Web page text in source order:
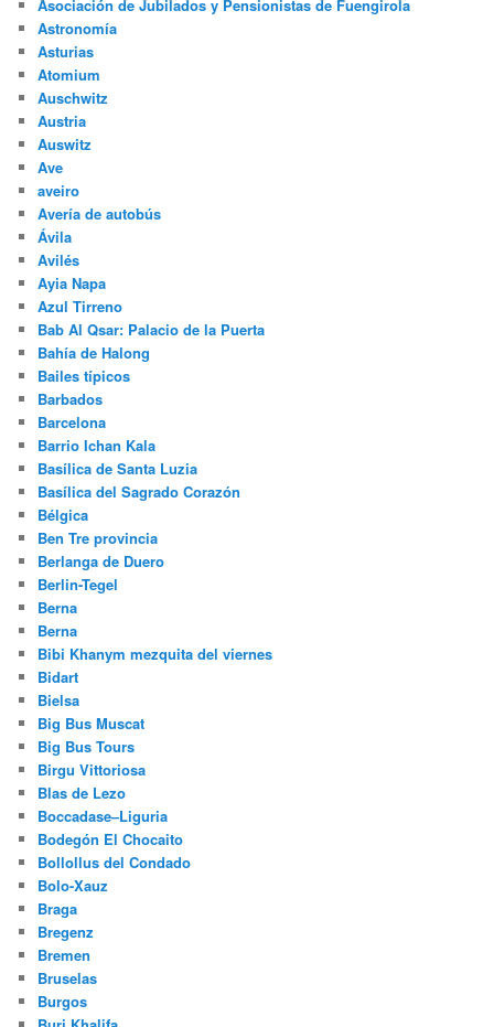
Asociación de Jubilados y Pensionistas de Fuengirola
Astronomía
Asturias
Atomium
Auschwitz
Austria
Auswitz
Ave
aveiro
Avería de autobús
Ávila
Avilés
Ayia Napa
Azul Tirreno
Bab Al Qsar: Palacio de la Puerta
Bahía de Halong
Bailes típicos
Barbados
Barcelona
Barrio Ichan Kala
Basílica de Santa Luzia
Basílica del Sagrado Corazón
Bélgica
Ben Tre provincia
Berlanga de Duero
Berlin-Tegel
Berna
Berna
Bibi Khanym mezquita del viernes
Bidart
Bielsa
Big Bus Muscat
Big Bus Tours
Birgu Vittoriosa
Blas de Lezo
Boccadase–Liguria
Bodegón El Chocaito
Bollollus del Condado
Bolo-Xauz
Braga
Bregenz
Bremen
Bruselas
Burgos